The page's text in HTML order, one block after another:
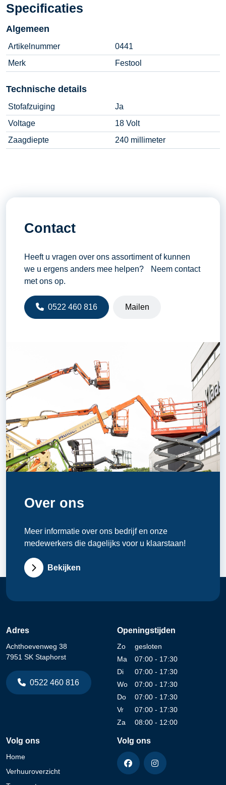
Specificaties
Algemeen
Artikelnummer
0441
Merk
Festool
Technische details
Stofafzuiging
Ja
Voltage
18 Volt
Zaagdiepte
240 millimeter
Contact
Heeft u vragen over ons assortiment of kunnen
we u ergens anders mee helpen? Neem contact
met ons op.
0522 460 816 Mailen
Over ons
Meer informatie over ons bedrijf en onze
medewerkers die dagelijks voor u klaarstaan!
Bekijken
Adres
Achthoevenweg 38
7951 SK Staphorst
0522 460 816
Openingstijden
Zo
gesloten
Ma
07:00 - 17:30
Di
07:00 - 17:30
Wo
07:00 - 17:30
Do
07:00 - 17:30
Vr
07:00 - 17:30
Za
08:00 - 12:00
Volg ons
Home
Verhuuroverzicht
Volg ons